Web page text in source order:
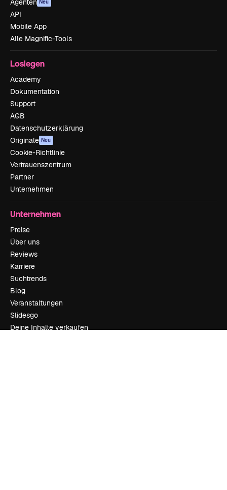
Agenten Neu
API
Mobile App
Alle Magnific-Tools
Loslegen
Academy
Dokumentation
Support
AGB
Datenschutzerklärung
Originale Neu
Cookie-Richtlinie
Vertrauenszentrum
Partner
Unternehmen
Unternehmen
Preise
Über uns
Reviews
Karriere
Suchtrends
Blog
Veranstaltungen
Slidesgo
Deine Inhalte verkaufen